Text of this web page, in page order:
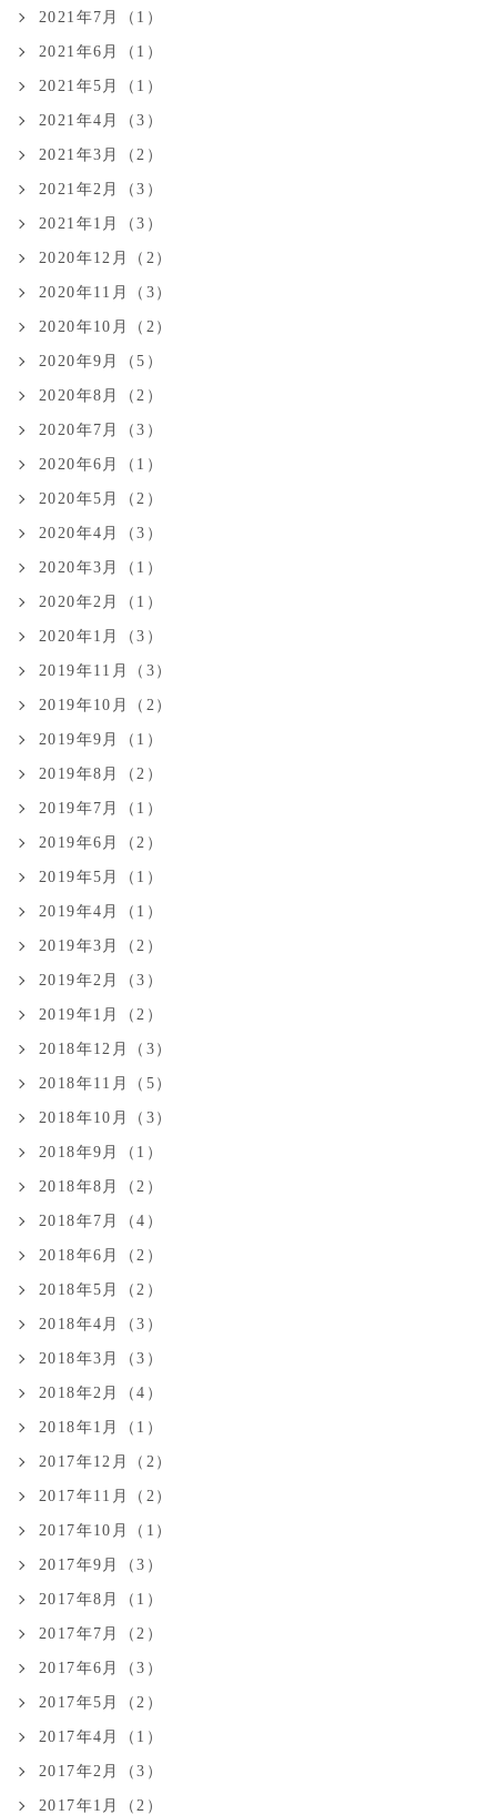
2021年7月（1）
2021年6月（1）
2021年5月（1）
2021年4月（3）
2021年3月（2）
2021年2月（3）
2021年1月（3）
2020年12月（2）
2020年11月（3）
2020年10月（2）
2020年9月（5）
2020年8月（2）
2020年7月（3）
2020年6月（1）
2020年5月（2）
2020年4月（3）
2020年3月（1）
2020年2月（1）
2020年1月（3）
2019年11月（3）
2019年10月（2）
2019年9月（1）
2019年8月（2）
2019年7月（1）
2019年6月（2）
2019年5月（1）
2019年4月（1）
2019年3月（2）
2019年2月（3）
2019年1月（2）
2018年12月（3）
2018年11月（5）
2018年10月（3）
2018年9月（1）
2018年8月（2）
2018年7月（4）
2018年6月（2）
2018年5月（2）
2018年4月（3）
2018年3月（3）
2018年2月（4）
2018年1月（1）
2017年12月（2）
2017年11月（2）
2017年10月（1）
2017年9月（3）
2017年8月（1）
2017年7月（2）
2017年6月（3）
2017年5月（2）
2017年4月（1）
2017年2月（3）
2017年1月（2）